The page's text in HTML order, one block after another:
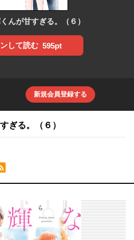
んが甘すぎる。（６）
して読む 595pt
新規会員登録する
ぎる。（６）
ード